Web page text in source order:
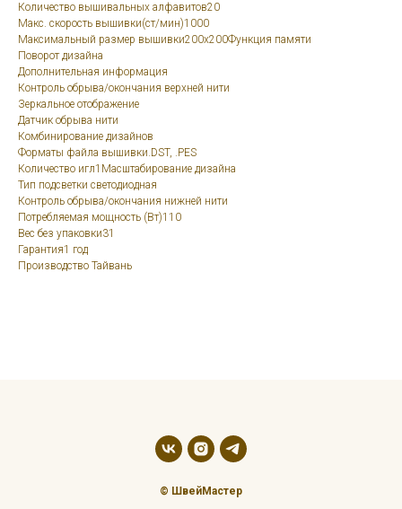
Количество вышивальных алфавитов20
Макс. скорость вышивки(ст/мин)1000
Максимальный размер вышивки200x200Функция памяти
Поворот дизайна
Дополнительная информация
Контроль обрыва/окончания верхней нити
Зеркальное отображение
Датчик обрыва нити
Комбинирование дизайнов
Форматы файла вышивки.DST, .PES
Количество игл1Масштабирование дизайна
Тип подсветки светодиодная
Контроль обрыва/окончания нижней нити
Потребляемая мощность (Вт)110
Вес без упаковки31
Гарантия1 год
Производство Тайвань
© ШвейМастер